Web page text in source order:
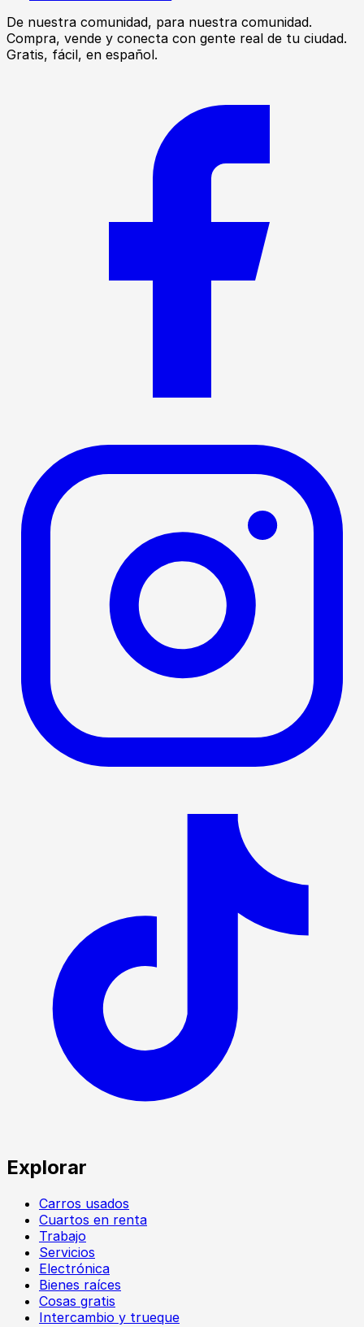
De nuestra comunidad, para nuestra comunidad.
Compra, vende y conecta con gente real de tu ciudad.
Gratis, fácil, en español.
Explorar
Carros usados
Cuartos en renta
Trabajo
Servicios
Electrónica
Bienes raíces
Cosas gratis
Intercambio y trueque